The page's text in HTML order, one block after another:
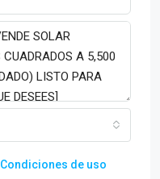
Condiciones de uso